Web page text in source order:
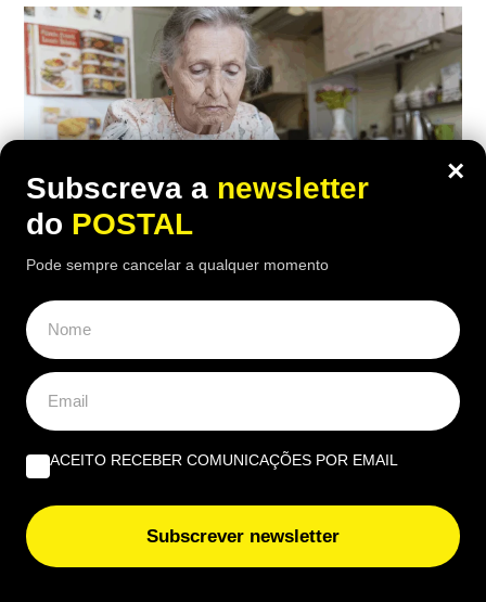
“Considero insuficiente”: reformada de
67 anos recebe 1.790€ mas considera a
pensão ‘injusta’
Depois de 25 anos a trabalhar como auxiliar de
enfermagem, a reformada francesa recebe 1.790
×
Subscreva a newsletter
do POSTAL
Pode sempre cancelar a qualquer momento
ACEITO RECEBER COMUNICAÇÕES POR EMAIL
Subscrever newsletter